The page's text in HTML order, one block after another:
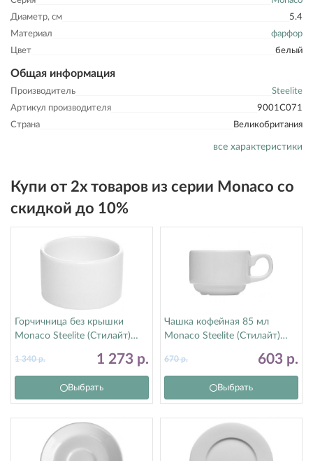
Диаметр, см
5.4
Материал
фарфор
Цвет
белый
Общая информация
Производитель
Steelite
Артикул производителя
9001C071
Страна
Великобритания
все характеристики
Купи от 2х товаров из серии Monaco со
скидкой до 10%
Горчичница без крышки
Monaco Steelite (Стилайт)
1 273 р.
1 340р.
Выбрать
Чашка кофейная 85 мл
Monaco Steelite (Стилайт)
603 р.
670р.
Выбрать